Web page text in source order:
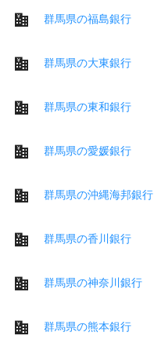
群馬県の福島銀行
群馬県の大東銀行
群馬県の東和銀行
群馬県の愛媛銀行
群馬県の沖縄海邦銀行
群馬県の香川銀行
群馬県の神奈川銀行
群馬県の熊本銀行